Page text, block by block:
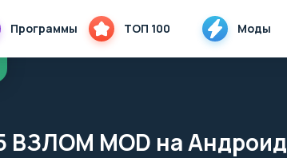
Программы ТОП 100 Моды
ВЗЛОМ MOD на Андроид